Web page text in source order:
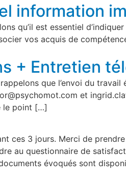
information
qu’il est essentiel
vos acquis de
+ Entretien
que l’envoi du
et
le point […]
ces 3 jours. Merci de
au questionnaire de
évoqués sont